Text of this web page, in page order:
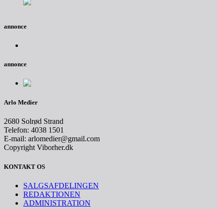
annonce
annonce
Arlo Medier
2680 Solrød Strand
Telefon: 4038 1501
E-mail: arlomedier@gmail.com
Copyright Viborher.dk
KONTAKT OS
SALGSAFDELINGEN
REDAKTIONEN
ADMINISTRATION